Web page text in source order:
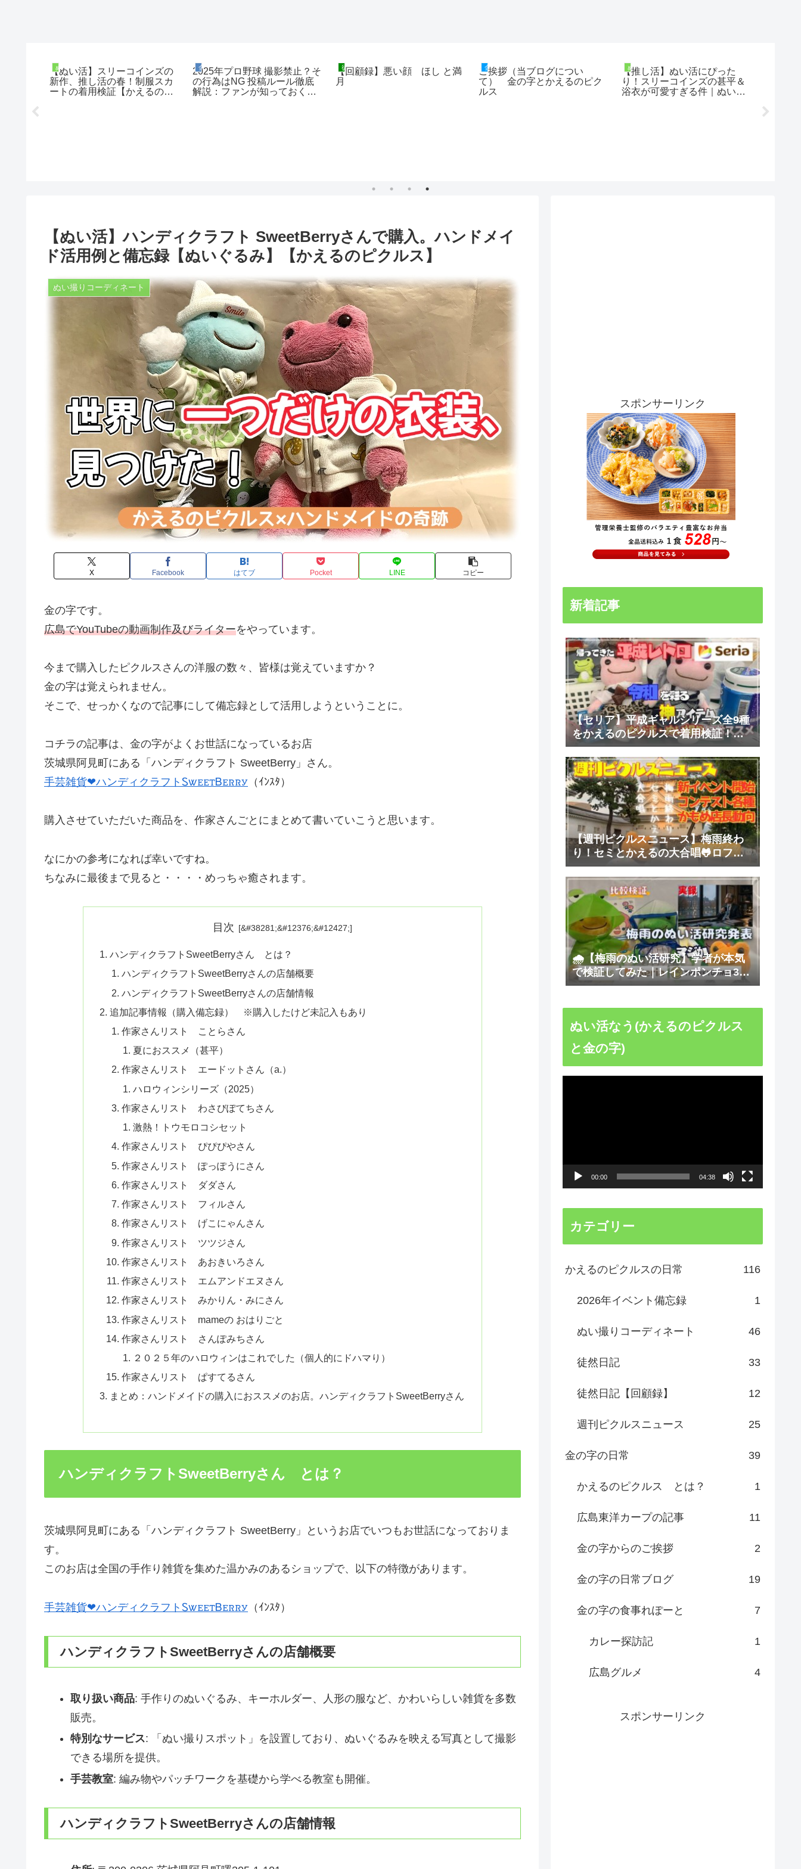
い活にぴった
インズの甚平＆
ぎる件｜ぬい撮
ぬい撮りコーディネート
【推し活】スリーコインズ
（3COINS）の推しぬい冬服
シリーズ２点を着用してみ
徒然日記
新人は誰だ！？【レッド失踪
事件 シリーズ】
ぬい撮りコーディネート
【ぬい活】スリーコインズ新
作アイテムコーデ。うさみみ
の検証。これ、かわいいぞ！
金の字の日常ブログ
【転売ヤー問題】限定ピクル
ス争奪戦！名鉄百貨店「ボ
ン・ボヤージュ」イベントで
金の字の日常ブログ
八月の暑さ対策と台風準備：
心に響くオリジナル金言を紹
介！
【ぬい活】ハンディクラフト SweetBerryさんで購入。ハンドメイ
ド活用例と備忘録【ぬいぐるみ】【かえるのピクルス】
ぬい撮りコーディネート
X Facebook はてブ Pocket LINE コピー
金の字です。
広島でYouTubeの動画制作及びライターをやっています。
今まで購入したピクルスさんの洋服の数々、皆様は覚えていますか？
金の字は覚えられません。
そこで、せっかくなので記事にして備忘録として活用しようということに。
コチラの記事は、金の字がよくお世話になっているお店
茨城県阿見町にある「ハンディクラフト SweetBerry」さん。
手芸雑貨❤︎ハンディクラフトᏚꮤꭼꭼꭲᏴꭼꮢꮢꭹ （ｲﾝｽﾀ）
購入させていただいた商品を、作家さんごとにまとめて書いていこうと思います。
なにかの参考になれば幸いですね。
ちなみに最後まで見ると・・・・めっちゃ癒されます。
目次
ハンディクラフトSweetBerryさん とは？
ハンディクラフトSweetBerryさんの店舗概要
ハンディクラフトSweetBerryさんの店舗情報
追加記事情報（購入備忘録） ※購入したけど未記入もあり
作家さんリスト ことらさん
夏におススメ（甚平）
作家さんリスト エードットさん（a.）
ハロウィンシリーズ（2025）
作家さんリスト わさびぽてちさん
激熱！トウモロコシセット
作家さんリスト ぴぴぴやさん
作家さんリスト ぽっぽうにさん
作家さんリスト ダダさん
作家さんリスト フィルさん
作家さんリスト げこにゃんさん
作家さんリスト ツツジさん
作家さんリスト あおきいろさん
作家さんリスト エムアンドエヌさん
作家さんリスト みかりん・みにさん
作家さんリスト mameの おはりごと
作家さんリスト さんぽみちさん
２０２５年のハロウィンはこれでした（個人的にドハマり）
作家さんリスト ぱすてるさん
まとめ：ハンドメイドの購入におススメのお店。ハンディクラフトSweetBerryさん
ハンディクラフトSweetBerryさん とは？
茨城県阿見町にある「ハンディクラフト SweetBerry」というお店でいつもお世話になっておりま
す。
このお店は全国の手作り雑貨を集めた温かみのあるショップで、以下の特徴があります。
手芸雑貨❤︎ハンディクラフトᏚꮤꭼꭼꭲᏴꭼꮢꮢꭹ （ｲﾝｽﾀ）
ハンディクラフトSweetBerryさんの店舗概要
取り扱い商品: 手作りのぬいぐるみ、キーホルダー、人形の服など、かわいらしい雑貨を多数
販売。
特別なサービス: 「ぬい撮りスポット」を設置しており、ぬいぐるみを映える写真として撮影
できる場所を提供。
手芸教室: 編み物やパッチワークを基礎から学べる教室も開催。
ハンディクラフトSweetBerryさんの店舗情報
スポンサーリンク
新着記事
【セリア】平成ギャルシリーズ全9種
をかえるのピクルスで着用検証！ル
ーズソックス・シュシュ・スクール
スカートのぬい活コーデ【110円・推
しぬい】
【週刊ピクルスニュース】梅雨終わ
り！セミとかえるの大合唱🐸ロフト
POP-UP・イラストコンテスト・京急
上大岡かもめ店長など盛りだくさん
【かえるのピクルス】【～26/07/24台
本紹介】
🌧️【梅雨のぬい活研究】学者が本気
で検証してみた｜レインポンチョ3社
完全比較｜セリア・サンキューマー
ぬい活なう(かえるのピクルス
と金の字)
00:00 04:38
カテゴリー
かえるのピクルスの日常 116
2026年イベント備忘録 1
ぬい撮りコーディネート 46
徒然日記 33
徒然日記【回顧録】 12
週刊ピクルスニュース 25
金の字の日常 39
かえるのピクルス とは？ 1
広島東洋カープの記事 11
金の字からのご挨拶 2
金の字の日常ブログ 19
金の字の食事れぽーと 7
カレー探訪記 1
広島グルメ 4
スポンサーリンク